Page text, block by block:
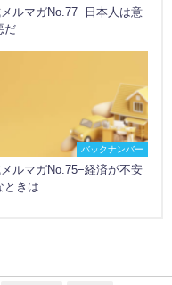
メルマガNo.77−日本人は意
だ
バックナンバー
ルマガNo.75−経済が不安
ときは